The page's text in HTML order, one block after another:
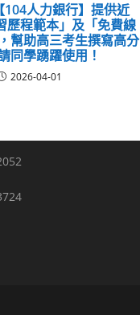
104人力銀行】提供近
歷程範本」及「免費線
幫助高三考生撰寫高分
同學踴躍使用！
2026-04-01